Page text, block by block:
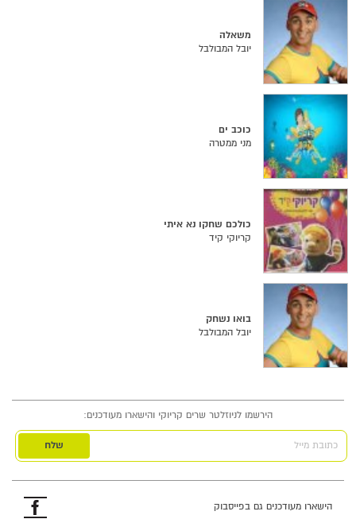
משאלה
יובל המבולבל
כוכב ים
מני ממטרה
כולכם שחקו נא איתי
קריוקי קיד
בואו נשחק
יובל המבולבל
הירשמו לניוזלטר שרים קריוקי והישארו מעודכנים:
כתובת מייל
הישארו מעודכנים גם בפייסבוק